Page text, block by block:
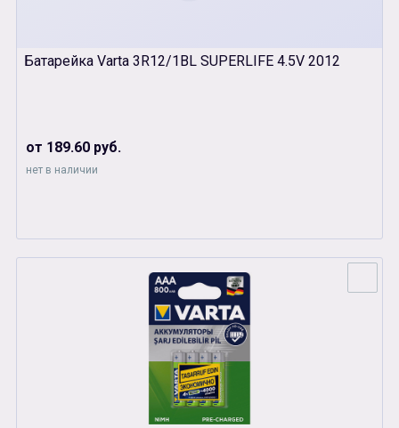
Батарейка Varta 3R12/1BL SUPERLIFE 4.5V 2012
от 189.60 руб.
нет в наличии